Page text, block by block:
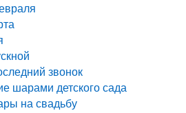
звонок
шарами детского сада
на свадьбу